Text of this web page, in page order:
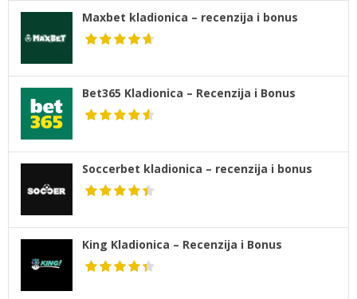
Maxbet kladionica – recenzija i bonus
Bet365 Kladionica – Recenzija i Bonus
Soccerbet kladionica – recenzija i bonus
King Kladionica – Recenzija i Bonus